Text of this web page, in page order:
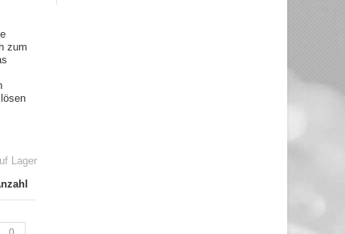
zum
Lager